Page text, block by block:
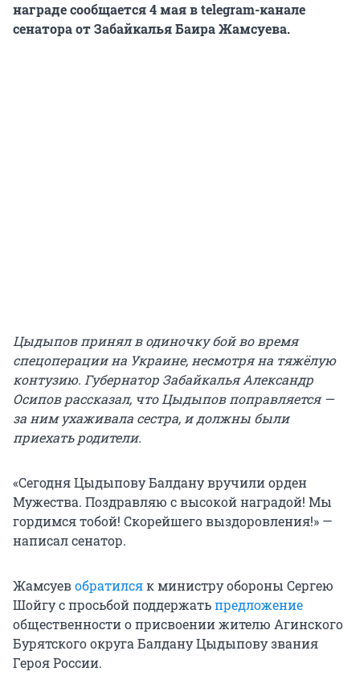
награде сообщается 4 мая в telegram-канале
сенатора от Забайкалья Баира Жамсуева.
Цыдыпов принял в одиночку бой во время
спецоперации на Украине, несмотря на тяжёлую
контузию. Губернатор Забайкалья Александр
Осипов рассказал, что Цыдыпов поправляется —
за ним ухаживала сестра, и должны были
приехать родители.
«Сегодня Цыдыпову Балдану вручили орден
Мужества. Поздравляю с высокой наградой! Мы
гордимся тобой! Скорейшего выздоровления!» —
написал сенатор.
Жамсуевобратилсяк министру обороны Сергею
Шойгу с просьбой поддержатьпредложение
общественности о присвоении жителю Агинского
Бурятского округа Балдану Цыдыпову звания
Героя России.